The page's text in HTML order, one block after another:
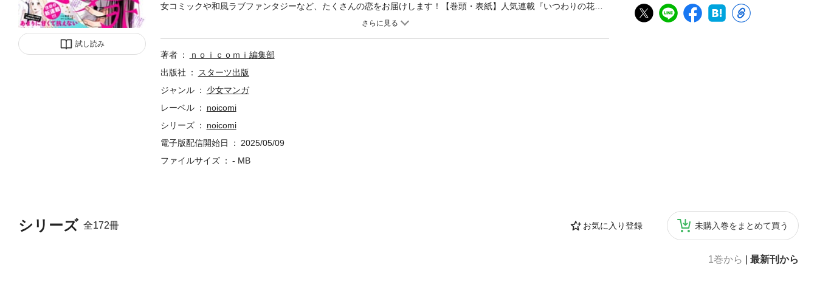
試し読み
シリーズ 全172冊 お気に入り登録 未購入巻をまとめて買う
1巻から 最新刊から
女コミックや和風ラブファンタジーなど、たくさんの恋をお届けします！【巻頭・表紙】人気連載『いつわりの花
嫁 ～旦那さま、今宵お命頂戴します～』が表紙＆巻頭に登場！東雲玻玖を殺せと再び父に命令される和葉。必死に
つわりの花嫁 ～旦那さま、今宵お命頂戴します～』第13話（作画・神無月なな 原作・中小路かほ）■『あまりに甘
くて抗えない』第1話（作画・鈴原ヨリ 原作・miNato）■『ごほうびは、バイトのあとで ～雨宮くんちで家事代行
作・皐月なおみ キャラクター原案・Shabon）■『つれない由良くんの愛がだだ漏れです』第14話（作画・花野リ
サ 原作・Ena.）■『幼なじみは我慢をやめた。 ～目覚めたケモノは溺愛中～』第4話（作画・久楽真ろく 原作・
一ノ瀬千景）■『鬼の花嫁』第41話（作画・富樫じゅん 原作・クレハ）■『もう逃がさないから、覚悟して』第3話
画・かのと咲来 原作・干支六夏）■『この恋は甘くない、はずでした』第3話（作画・Nao. 原作・町川未沙）■
『無能令嬢の契約結婚』第18話（作画・九条みに 原作・香月文香）■『黒崎くんは独占したがる ～はじめての恋は
著者
ｎｏｉｃｏｍｉ編集部
出版社
スターツ出版
ジャンル
少女マンガ
レーベル
noicomi
シリーズ
noicomi
電子版配信開始日
2025/05/09
ファイルサイズ
- MB